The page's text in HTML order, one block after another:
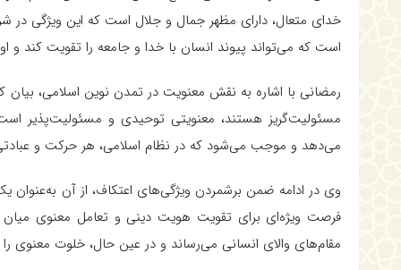
خدای متعال، دارای مظهر جمال و جلال است که این ویژگی در
است که می‌تواند پیوند انسان با خدا و جامعه را تقویت کند و
رمضانی با اشاره به نقش معنویت در تمدن نوین اسلامی،
مسئولیت‌گریز هستند، معنویتی توحیدی و مسئولیت‌پذیر
می‌دهد و موجب می‌شود که در نظام اسلامی، هر حرکت و
وی در ادامه ضمن برشمردن ویژگی‌های اعتکاف، از آن به‌عنوان
فرصت ویژه‌ای برای تقویت هویت دینی و تعامل معنوی
مقام‌های والای انسانی می‌رساند و در عین حال، خلوت معنوی